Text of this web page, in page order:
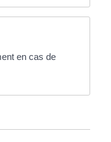
en cas de